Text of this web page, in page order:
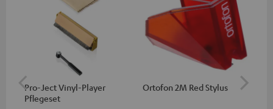
Pro-Ject Vinyl-Player
Pflegeset
Ortofon 2M Red Stylus